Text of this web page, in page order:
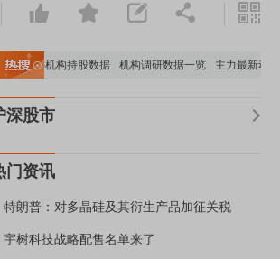
重要机构持股数据 机构调研数据一览 主力最新动向
深股市
门资讯
特朗普：对多晶硅及其衍生产品加征关税
宇树科技战略配售名单来了